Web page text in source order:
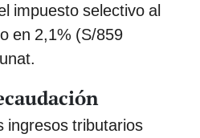
impuesto selectivo al
en 2,1% (S/859
ingresos tributarios